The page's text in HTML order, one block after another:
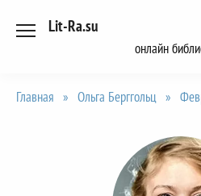
Lit-Ra.su
онлайн
Главная » Ольга Берггольц »